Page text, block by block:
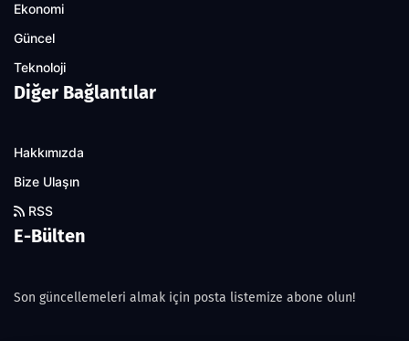
Ekonomi
Güncel
Teknoloji
Diğer Bağlantılar
Hakkımızda
Bize Ulaşın
RSS
E-Bülten
Son güncellemeleri almak için posta listemize abone olun!